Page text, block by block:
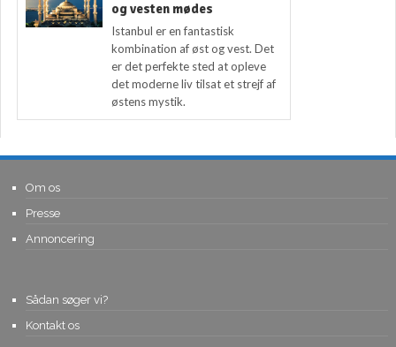
og vesten mødes
Istanbul er en fantastisk
kombination af øst og vest. Det
er det perfekte sted at opleve
det moderne liv tilsat et strejf af
østens mystik.
Om os
Presse
Annoncering
Sådan søger vi?
Kontakt os